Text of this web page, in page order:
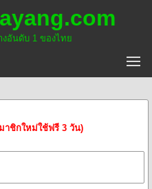
งอันดับ 1 ของไทย
าชิกใหม่ใช้ฟรี 3 วัน)